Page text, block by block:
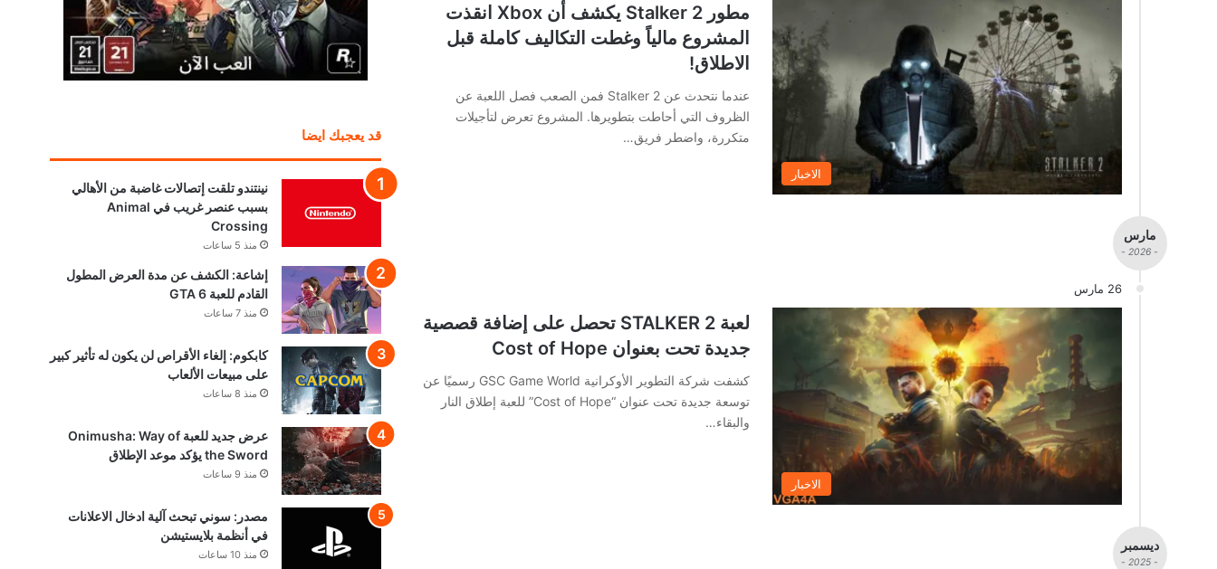
الاخبار
مطور Stalker 2 يكشف أن Xbox انقذت
المشروع مالياً وغطت التكاليف كاملة قبل
الاطلاق!
عندما نتحدث عن Stalker 2 فمن الصعب فصل اللعبة عن
الظروف التي أحاطت بتطويرها. المشروع تعرض لتأجيلات
متكررة، واضطر فريق…
مارس
- 2026 -
26 مارس
الاخبار
لعبة STALKER 2 تحصل على إضافة قصصية
جديدة تحت بعنوان Cost of Hope
كشفت شركة التطوير الأوكرانية GSC Game World رسميًا عن
توسعة جديدة تحت عنوان “Cost of Hope” للعبة إطلاق النار
والبقاء…
ديسمبر
- 2025 -
قد يعجبك ايضا
نينتندو تلقت إتصالات غاضبة من الأهالي
بسبب عنصر غريب في Animal
Crossing
منذ 5 ساعات
إشاعة: الكشف عن مدة العرض المطول
القادم للعبة GTA 6
منذ 7 ساعات
كابكوم: إلغاء الأقراص لن يكون له تأثير كبير
على مبيعات الألعاب
منذ 8 ساعات
عرض جديد للعبة Onimusha: Way of
the Sword يؤكد موعد الإطلاق
منذ 9 ساعات
مصدر: سوني تبحث آلية ادخال الاعلانات
في أنظمة بلايستيشن
منذ 10 ساعات